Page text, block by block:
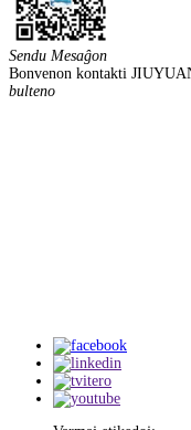
Sendu Mesaĝon
Bonvenon kontakti
bulteno